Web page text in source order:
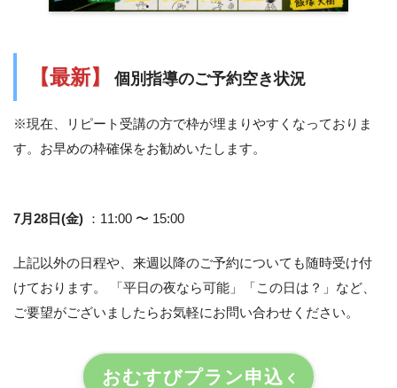
【最新】 個別指導のご予約空き状況
※現在、リピート受講の方で枠が埋まりやすくなっておりま
す。お早めの枠確保をお勧めいたします。
7月28日(金) ：11:00 〜 15:00
上記以外の日程や、来週以降のご予約についても随時受け付
けております。 「平日の夜なら可能」「この日は？」など、
ご要望がございましたらお気軽にお問い合わせください。
おむすびプラン申込